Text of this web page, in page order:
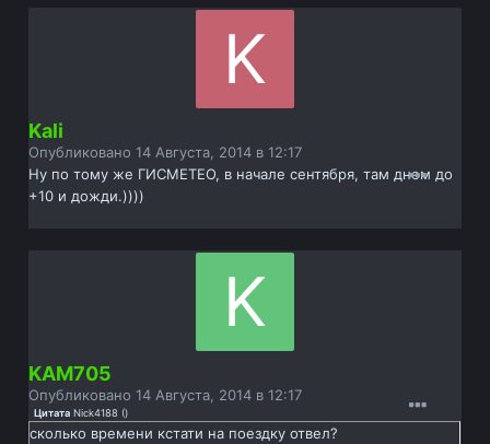
Kali
Опубликовано14 Августа, 2014 в 12:17
Ну по тому же ГИСМЕТЕО, в начале сентября, там днем до
+10 и дожди.))))
KAM705
Опубликовано14 Августа, 2014 в 12:17
Цитата Nick4188 ()
сколько времени кстати на поездку отвел?